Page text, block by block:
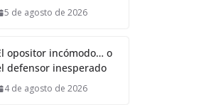
5 de agosto de 2026
opositor incómodo… o
defensor inesperado
4 de agosto de 2026